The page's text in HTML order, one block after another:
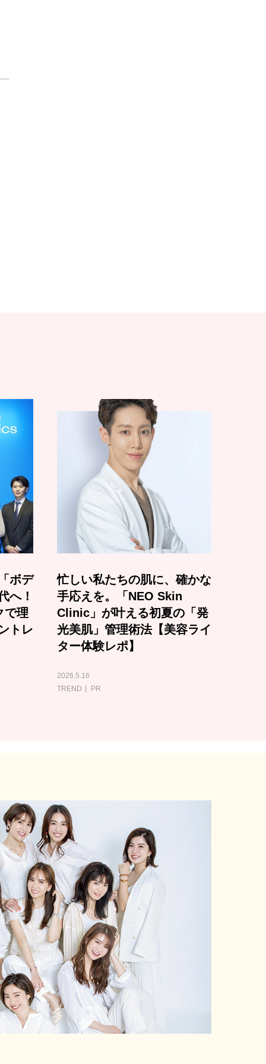
ボデ
へ！
で理
トレ
忙しい私たちの肌に、確かな
手応えを。「NEO Skin
Clinic」が叶える初夏の「発
光美肌」管理術法【美容ライ
ター体験レポ】
2026.5.16
TREND
PR